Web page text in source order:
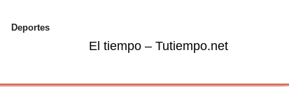
Deportes
El tiempo – Tutiempo.net